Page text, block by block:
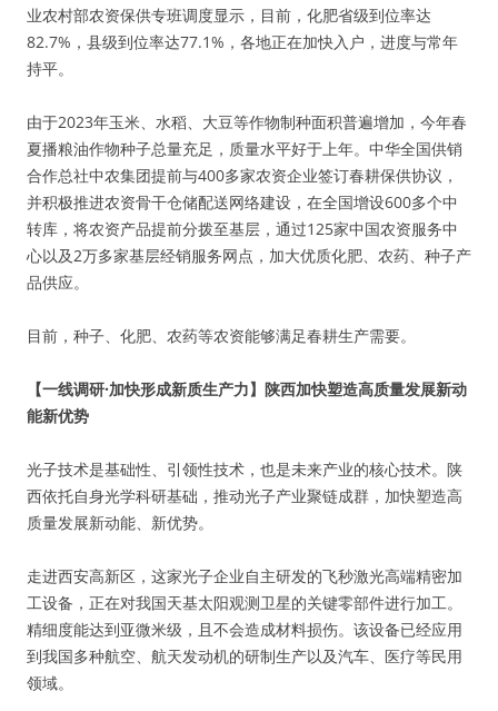
业农村部农资保供专班调度显示，目前，化肥省级到位率达
82.7%，县级到位率达77.1%，各地正在加快入户，进度与常年
持平。
由于2023年玉米、水稻、大豆等作物制种面积普遍增加，今年春
夏播粮油作物种子总量充足，质量水平好于上年。中华全国供销
合作总社中农集团提前与400多家农资企业签订春耕保供协议，
并积极推进农资骨干仓储配送网络建设，在全国增设600多个中
转库，将农资产品提前分拨至基层，通过125家中国农资服务中
心以及2万多家基层经销服务网点，加大优质化肥、农药、种子产
品供应。
目前，种子、化肥、农药等农资能够满足春耕生产需要。
【一线调研·加快形成新质生产力】陕西加快塑造高质量发展新动
能新优势
光子技术是基础性、引领性技术，也是未来产业的核心技术。陕
西依托自身光学科研基础，推动光子产业聚链成群，加快塑造高
质量发展新动能、新优势。
走进西安高新区，这家光子企业自主研发的飞秒激光高端精密加
工设备，正在对我国天基太阳观测卫星的关键零部件进行加工。
精细度能达到亚微米级，且不会造成材料损伤。该设备已经应用
到我国多种航空、航天发动机的研制生产以及汽车、医疗等民用
领域。